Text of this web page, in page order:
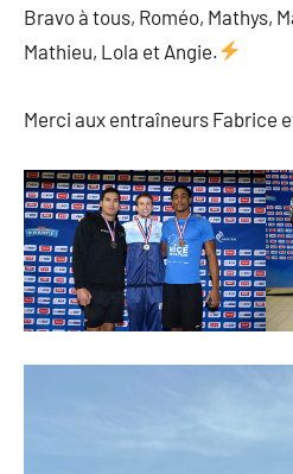
Bravo à tous, Roméo, Mathys,
Mathieu, Lola et Angie.
Merci aux entraîneurs Fabrice